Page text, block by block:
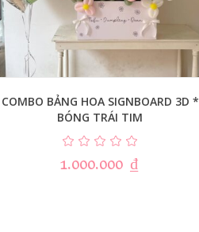
COMBO BẢNG HOA SIGNBOARD 3D *
BÓNG TRÁI TIM
1.000.000 ₫